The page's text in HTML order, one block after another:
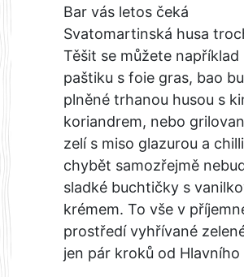
Bar vás letos čeká
Svatomartinská husa
Těšit se můžete například
paštiku s foie gras, bao
plněné trhanou husou s
koriandrem, nebo
zelí s miso glazurou a
chybět samozřejmě
sladké buchtičky s
krémem. To vše v
prostředí vyhřívané
jen pár kroků od Hlavního